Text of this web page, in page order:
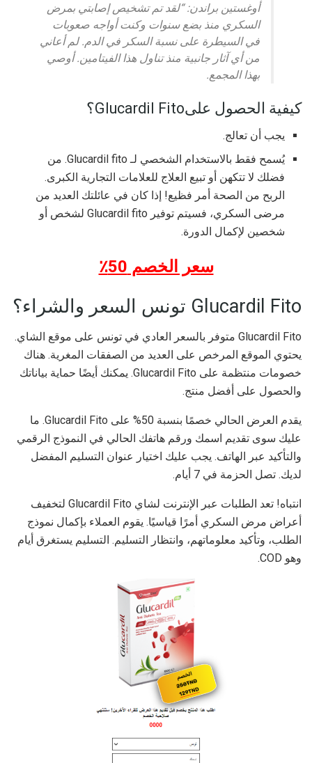
أوغستين براندن: “لقد تم تشخيص إصابتي بمرض
السكري منذ بضع سنوات وكنت أواجه صعوبات
في السيطرة على نسبة السكر في الدم. لم أعاني
من أي آثار جانبية منذ تناول هذا الفيتامين. أوصي
بهذا المجمع.
كيفية الحصول علىGlucardil Fito؟
يجب أن تعالج.
يُسمح فقط بالاستخدام الشخصي لـ Glucardil fito. من
فضلك لا تتكهن أو تبيع العلاج للعلامات التجارية الكبرى.
الربح من الصحة أمر فظيع! إذا كان في عائلتك العديد من
مرضى السكري، فسيتم توفير Glucardil fito لشخص أو
شخصين لإكمال الدورة.
سعر الخصم 50٪
Glucardil Fito تونس السعر والشراء؟
Glucardil Fito متوفر بالسعر العادي في تونس على موقع الشاي.
يحتوي الموقع المرخص على العديد من الصفقات المغرية. هناك
خصومات منتظمة على Glucardil Fito. يمكنك أيضًا حماية بياناتك
والحصول على أفضل منتج.
يقدم العرض الحالي خصمًا بنسبة 50% على Glucardil Fito. ما
عليك سوى تقديم اسمك ورقم هاتفك الحالي في النموذج الرقمي
والتأكيد عبر الهاتف. يجب عليك اختيار عنوان التسليم المفضل
لديك. تصل الحزمة في 7 أيام.
انتباه! تعد الطلبات عبر الإنترنت لشاي Glucardil Fito لتخفيف
أعراض مرض السكري أمرًا قياسيًا. يقوم العملاء بإكمال نموذج
الطلب، وتأكيد معلوماتهم، وانتظار التسليم. التسليم يستغرق أيام
وهو COD.